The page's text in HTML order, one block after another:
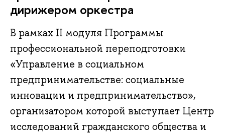
дирижером оркестра
В рамках II модуля Программы
профессиональной переподготовки
«Управление в социальном
предпринимательстве: социальные
инновации и предпринимательство»,
организатором которой выступает Центр
исследований гражданского общества и